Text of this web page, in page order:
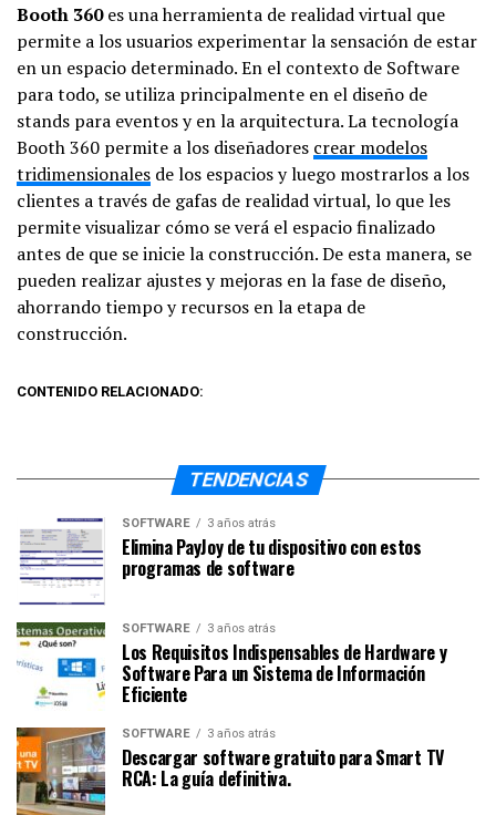
Booth 360es una herramienta de realidad virtual que
permite a los usuarios experimentar la sensación de estar
en un espacio determinado. En el contexto de Software
para todo, se utiliza principalmente en el diseño de
stands para eventos y en la arquitectura. La tecnología
Booth 360 permite a los diseñadores crear modelos
tridimensionales de los espacios y luego mostrarlos a los
clientes a través de gafas de realidad virtual, lo que les
permite visualizar cómo se verá el espacio finalizado
antes de que se inicie la construcción. De esta manera, se
pueden realizar ajustes y mejoras en la fase de diseño,
ahorrando tiempo y recursos en la etapa de
construcción.
CONTENIDO RELACIONADO:
TENDENCIAS
SOFTWARE 3 años atrás
Elimina PayJoy de tu dispositivo con estos
programas de software
SOFTWARE 3 años atrás
Los Requisitos Indispensables de Hardware y
Software Para un Sistema de Información
Eficiente
SOFTWARE 3 años atrás
Descargar software gratuito para Smart TV
RCA: La guía definitiva.